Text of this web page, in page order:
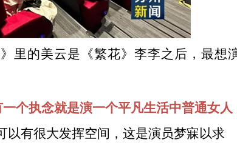
里的美云是《繁花》李李之后，最想
个执念就是演一个平凡生活中普通女人
以有很大发挥空间，这是演员梦寐以求